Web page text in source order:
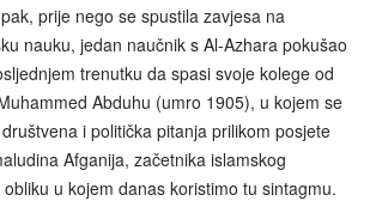
prije nego se spustila zavjesa na
nauku, jedan naučnik s Al-Azhara pokušao
trenutku da spasi svoje kolege od
Abduhu (umro 1905), u kojem se
i politička pitanja prilikom posjete
Afganija, začetnika islamskog
u kojem danas koristimo tu sintagmu.